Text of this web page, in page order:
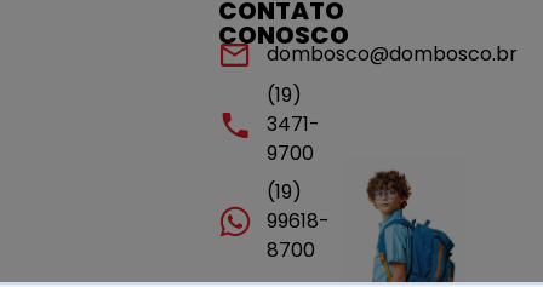
CONTATO
CONOSCO
dombosco@dombosco.br
(19)
3471-
9700
(19)
99618-
8700